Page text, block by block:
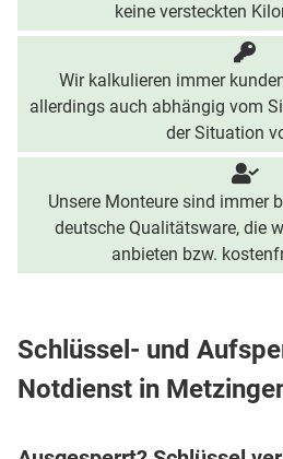
keine versteckten
Wir kalkulieren immer
allerdings auch abhängig vom
der Situation
Unsere Monteure sind immer
deutsche Qualitätsware, die
anbieten bzw.
Schlüssel- und
Notdienst in